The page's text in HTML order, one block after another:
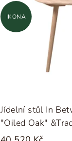
IKONA
Jídelní stůl In
"Oiled Oak"